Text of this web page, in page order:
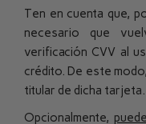
Ten en cuenta que,
necesario que
verificación CVV al
crédito. De este
titular de dicha tarjeta.
Opcionalmente,